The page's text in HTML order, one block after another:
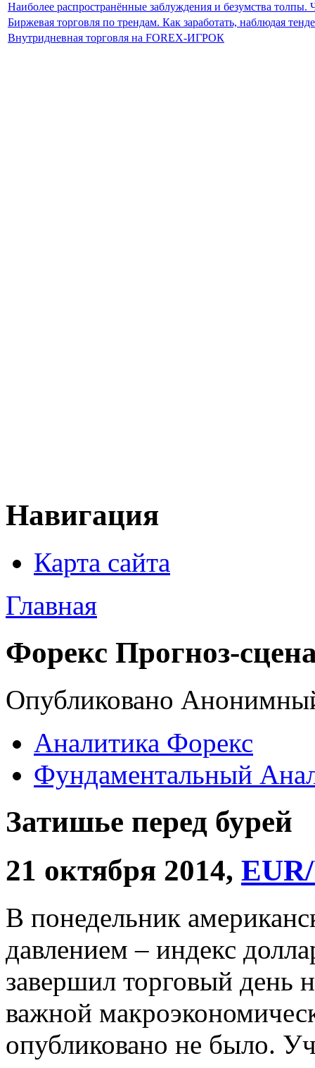
Наиболее распространённые заблуждения и безумства толпы.
Биржевая торговля по трендам. Как заработать, наблюдая
Внутридневная торговля на FOREX-ИГРОК
Навигация
Карта сайта
Главная
Форекс Прогноз-
Опубликовано
Аналитика Форекс
Фундаментальный
Затишье перед бурей
21 октября 2014,
В понедельник
давлением – индекс
завершил торговый день
важной
опубликовано не было.